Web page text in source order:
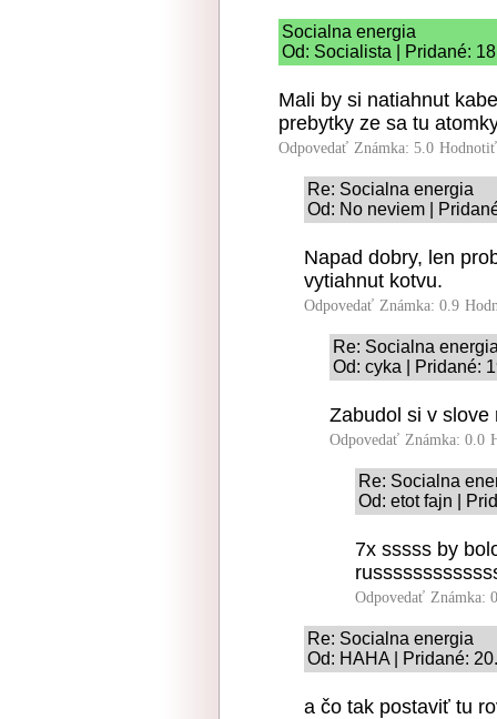
Socialna energia
Od: Socialista | Pridané:
Mali by si natiahnut
prebytky ze sa tu
Odpovedať Známka: 5.0
Re: Socialna energia
Od: No neviem |
Napad dobry, len
vytiahnut kotvu.
Odpovedať Známka: 0.9
Re: Socialna
Od: cyka | Pridané:
Zabudol si v slove
Odpovedať Známka: 0.0
Re: Socialna
Od: etot fajn |
7x sssss by
Odpovedať Známka:
Re: Socialna energia
Od: HAHA | Pridané:
a čo tak postaviť tu